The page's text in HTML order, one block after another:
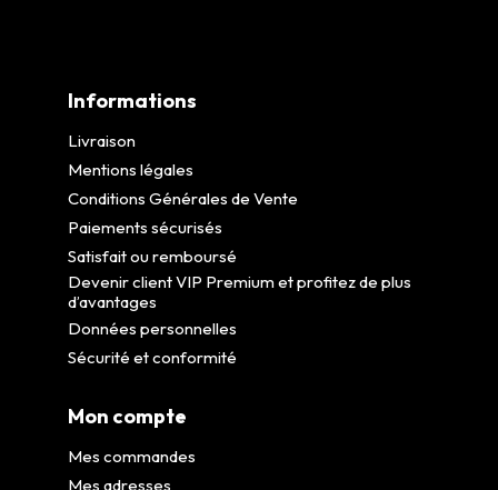
Informations
Livraison
Mentions légales
Conditions Générales de Vente
Paiements sécurisés
Satisfait ou remboursé
Devenir client VIP Premium et profitez de plus
d’avantages
Données personnelles
Sécurité et conformité
Mon compte
Mes commandes
Mes adresses